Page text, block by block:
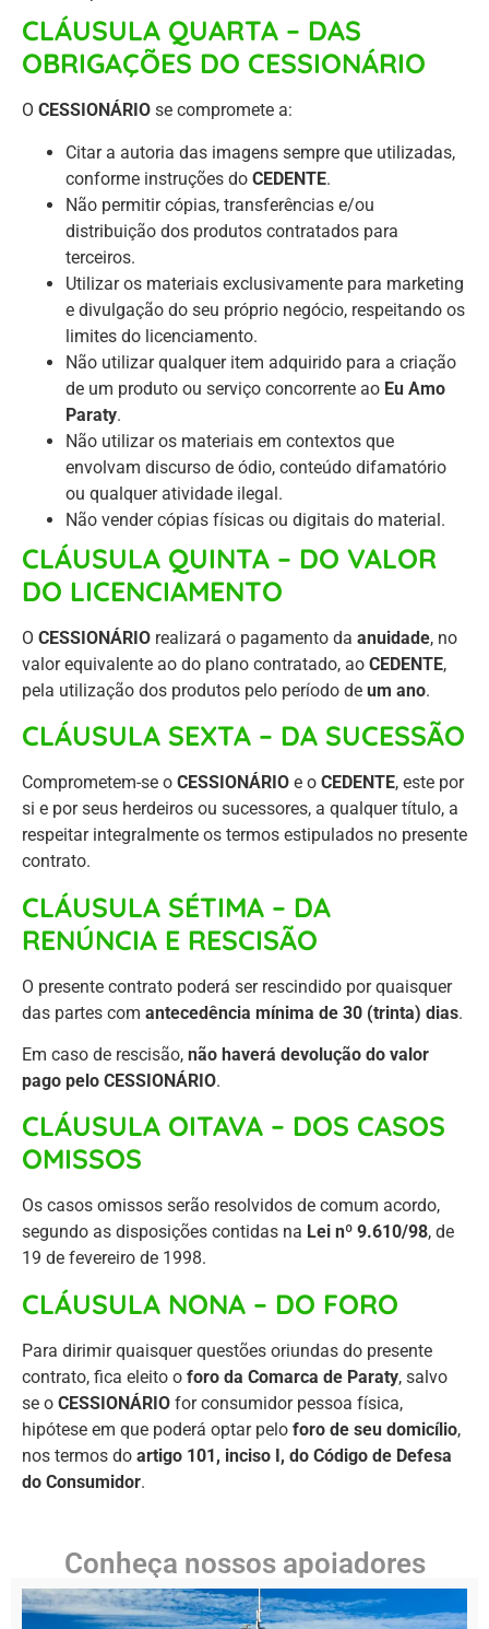
CLÁUSULA QUARTA – DAS
OBRIGAÇÕES DO CESSIONÁRIO
O CESSIONÁRIO se compromete a:
Citar a autoria das imagens sempre que utilizadas,
conforme instruções do CEDENTE.
Não permitir cópias, transferências e/ou
distribuição dos produtos contratados para
terceiros.
Utilizar os materiais exclusivamente para marketing
e divulgação do seu próprio negócio, respeitando os
limites do licenciamento.
Não utilizar qualquer item adquirido para a criação
de um produto ou serviço concorrente ao Eu Amo
Paraty.
Não utilizar os materiais em contextos que
envolvam discurso de ódio, conteúdo difamatório
ou qualquer atividade ilegal.
Não vender cópias físicas ou digitais do material.
CLÁUSULA QUINTA – DO VALOR
DO LICENCIAMENTO
O CESSIONÁRIO realizará o pagamento da anuidade, no
valor equivalente ao do plano contratado, ao CEDENTE,
pela utilização dos produtos pelo período de um ano.
CLÁUSULA SEXTA – DA SUCESSÃO
Comprometem-se o CESSIONÁRIO e o CEDENTE, este por
si e por seus herdeiros ou sucessores, a qualquer título, a
respeitar integralmente os termos estipulados no presente
contrato.
CLÁUSULA SÉTIMA – DA
RENÚNCIA E RESCISÃO
O presente contrato poderá ser rescindido por quaisquer
das partes com antecedência mínima de 30 (trinta) dias.
Em caso de rescisão, não haverá devolução do valor
pago pelo CESSIONÁRIO.
CLÁUSULA OITAVA – DOS CASOS
OMISSOS
Os casos omissos serão resolvidos de comum acordo,
segundo as disposições contidas na Lei nº 9.610/98, de
19 de fevereiro de 1998.
CLÁUSULA NONA – DO FORO
Para dirimir quaisquer questões oriundas do presente
contrato, fica eleito o foro da Comarca de Paraty, salvo
se o CESSIONÁRIO for consumidor pessoa física,
hipótese em que poderá optar pelo foro de seu domicílio,
nos termos do artigo 101, inciso I, do Código de Defesa
do Consumidor.
Conheça nossos apoiadores